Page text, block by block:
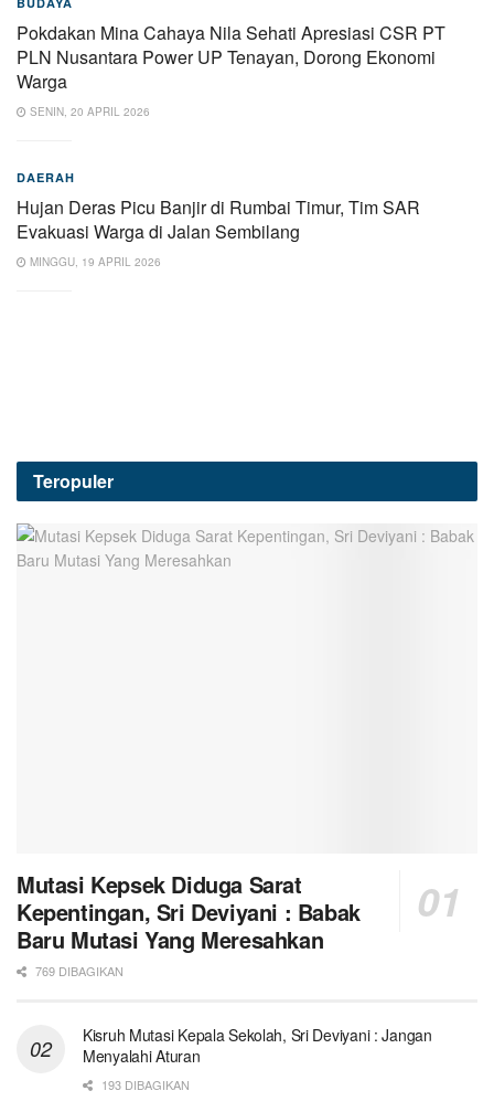
Pokdakan Mina Cahaya Nila Sehati Apresiasi CSR PT
PLN Nusantara Power UP Tenayan, Dorong Ekonomi
Warga
SENIN, 20 APRIL 2026
DAERAH
Hujan Deras Picu Banjir di Rumbai Timur, Tim SAR
Evakuasi Warga di Jalan Sembilang
MINGGU, 19 APRIL 2026
Teropuler
Mutasi Kepsek Diduga Sarat
Kepentingan, Sri Deviyani : Babak
Baru Mutasi Yang Meresahkan
769 DIBAGIKAN
Kisruh Mutasi Kepala Sekolah, Sri Deviyani : Jangan
Menyalahi Aturan
193 DIBAGIKAN